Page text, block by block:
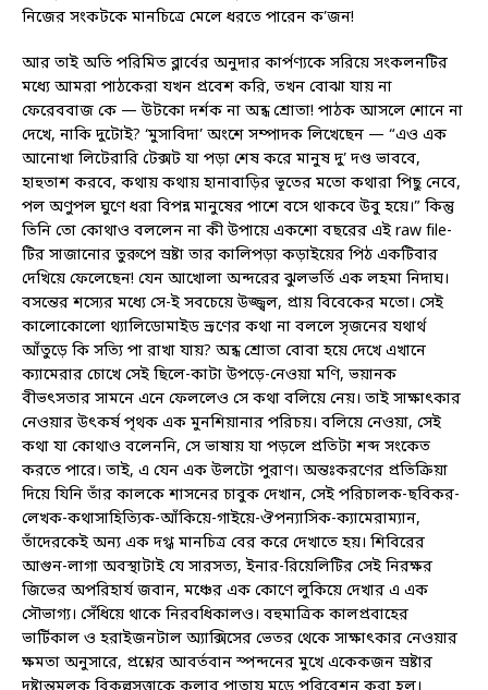
নিজের সংকটকে মানচিত্রে মেলে ধরতে পারেন ক’জন!
আর তাই অতি পরিমিত ব্লার্বের অনুদার কার্পণ্যকে সরিয়ে সংকলনটির
মধ্যে আমরা পাঠকেরা যখন প্রবেশ করি, তখন বোঝা যায় না
ফেরেববাজ কে — উটকো দর্শক না অন্ধ শ্রোতা! পাঠক আসলে শোনে না
দেখে, নাকি দুটোই? ‘মুসাবিদা’ অংশে সম্পাদক লিখেছেন — “এও এক
আনোখা লিটেরারি টেক্সট যা পড়া শেষ করে মানুষ দু’ দণ্ড ভাববে,
হাহুতাশ করবে, কথায় কথায় হানাবাড়ির ভূতের মতো কথারা পিছু নেবে,
পল অণুপল ঘুণে ধরা বিপন্ন মানুষের পাশে বসে থাকবে উবু হয়ে।” কিন্তু
তিনি তো কোথাও বললেন না কী উপায়ে একশো বছরের এই raw file-
টির সাজানোর তুরুপে স্রষ্টা তার কালিপড়া কড়াইয়ের পিঠ একটিবার
দেখিয়ে ফেলেছেন! যেন আখোলা অন্দরের ঝুলভর্তি এক লহমা নিদাঘ।
বসন্তের শস্যের মধ্যে সে-ই সবচেয়ে উজ্জ্বল, প্রায় বিবেকের মতো। সেই
কালোকোলো থ্যালিডোমাইড ভ্রূণের কথা না বললে সৃজনের যথার্থ
আঁতুড়ে কি সত্যি পা রাখা যায়? অন্ধ শ্রোতা বোবা হয়ে দেখে এখানে
ক্যামেরার চোখে সেই ছিলে-কাটা উপড়ে-নেওয়া মণি, ভয়ানক
বীভৎসতার সামনে এনে ফেললেও সে কথা বলিয়ে নেয়। তাই সাক্ষাৎকার
নেওয়ার উৎকর্ষ পৃথক এক মুনশিয়ানার পরিচয়। বলিয়ে নেওয়া, সেই
কথা যা কোথাও বলেননি, সে ভাষায় যা পড়লে প্রতিটা শব্দ সংকেত
করতে পারে। তাই, এ যেন এক উলটো পুরাণ। অন্তঃকরণের প্রতিক্রিয়া
দিয়ে যিনি তাঁর কালকে শাসনের চাবুক দেখান, সেই পরিচালক-ছবিকর-
লেখক-কথাসাহিত্যিক-আঁকিয়ে-গাইয়ে-ঔপন্যাসিক-ক্যামেরাম্যান,
তাঁদেরকেই অন্য এক দগ্ধ মানচিত্র বের করে দেখাতে হয়। শিবিরের
আগুন-লাগা অবস্থাটাই যে সারসত্য, ইনার-রিয়েলিটির সেই নিরক্ষর
জিভের অপরিহার্য জবান, মঞ্চের এক কোণে লুকিয়ে দেখার এ এক
সৌভাগ্য। সেঁধিয়ে থাকে নিরবধিকালও। বহুমাত্রিক কালপ্রবাহের
ভার্টিকাল ও হরাইজনটাল অ্যাক্সিসের ভেতর থেকে সাক্ষাৎকার নেওয়ার
ক্ষমতা অনুসারে, প্রশ্নের আবর্তবান স্পন্দনের মুখে একেকজন স্রষ্টার